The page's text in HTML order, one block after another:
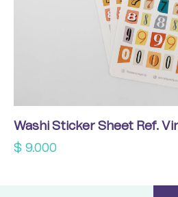
Washi Sticker Sheet Ref.
$ 9.000